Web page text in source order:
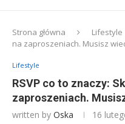
Strona główna Lifestyle
na zaproszeniach. Musisz
Lifestyle
RSVP co to znaczy:
zaproszeniach.
written by Oska 16